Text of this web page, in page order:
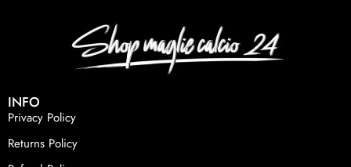
INFO
Privacy Policy
Returns Policy